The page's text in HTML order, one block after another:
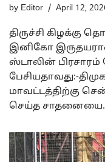
by Editor April 12,
திருச்சி கிழக்கு
இனிகோ
ஸ்டாலின்
பேசியதாவது:-
மாவட்டத்திற்கு
செய்த